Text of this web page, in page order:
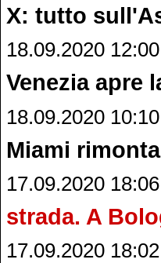
X: tutto
18.09.2020
Venezia apre
18.09.2020
Miami
17.09.2020
strada. A
17.09.2020